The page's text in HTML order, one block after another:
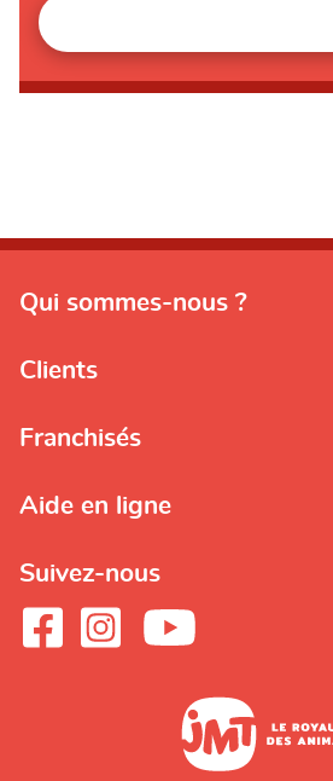
Qui sommes-nous ?
Clients
Franchisés
Aide en ligne
Suivez-nous